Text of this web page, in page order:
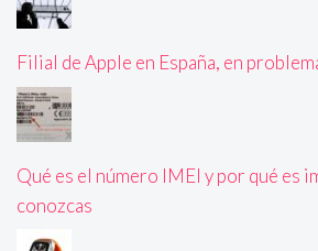
Filial de Apple en España, en
Qué es el número IMEI y por qué es
conozcas